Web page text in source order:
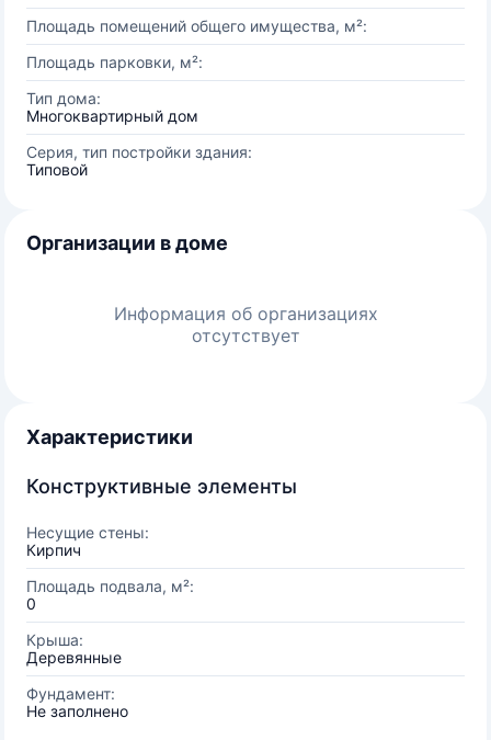
Площадь помещений общего имущества, м²:
Площадь парковки, м²:
Тип дома:
Многоквартирный дом
Серия, тип постройки здания:
Типовой
Организации в доме
Информация об организациях
отсутствует
Характеристики
Конструктивные элементы
Несущие стены:
Кирпич
Площадь подвала, м²:
0
Крыша:
Деревянные
Фундамент:
Не заполнено